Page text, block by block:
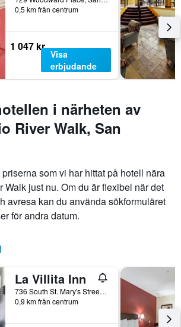
0,5 km från centrum
1 047 kr
Visa
erbjudande
i närheten av
River Walk, San
som vi har hittat på hotell nära
Walk just nu. Om du är flexibel när det
avresa kan du använda sökformuläret
för andra datum.
La Villita Inn
736 South St. Mary's Street, San Antonio, TX, USA
0,9 km från centrum